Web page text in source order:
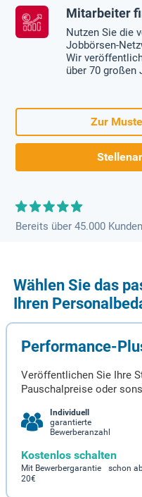
Mitarbeiter
Nutzen Sie die
Jobbörsen-
Wir
über 70 großen
Zur
Bereits über 45.000 Kunden
Wählen Sie das
Ihren
Performance-
Veröffentlichen Sie Ihre
Pauschalpreise oder
Individuell
garantierte
Bewerberanzahl
Kostenlos schalten
Mit Bewerbergarantie schon
20€